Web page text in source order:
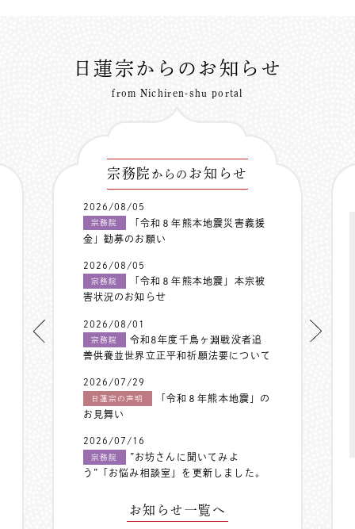
日蓮宗からのお知らせ
from Nichiren-shu portal
宗務院 からの お知らせ
2026/08/05
宗務院
「令和８年熊本地震災害義援
金」勧募のお願い
2026/08/05
宗務院
「令和８年熊本地震」本宗被
害状況のお知らせ
2026/08/01
宗務院
令和8年度千鳥ヶ淵戦没者追
善供養並世界立正平和祈願法要について
2026/07/29
日蓮宗の声明
「令和８年熊本地震」の
お見舞い
2026/07/16
宗務院
”お坊さんに聞いてみよ
う”「お悩み相談室」を更新しました。
お知らせ一覧へ